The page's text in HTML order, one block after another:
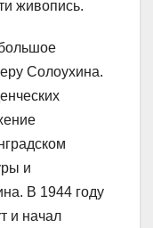
живопись.
Солоухина.
и
В 1944 году
и начал